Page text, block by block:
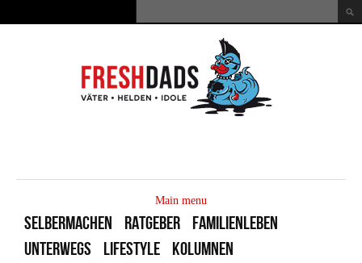
Suchformular
Main menu
SELBERMACHEN RATGEBER
FAMILIENLEBEN
UNTERWEGS
LIFESTYLE KOLUMNEN